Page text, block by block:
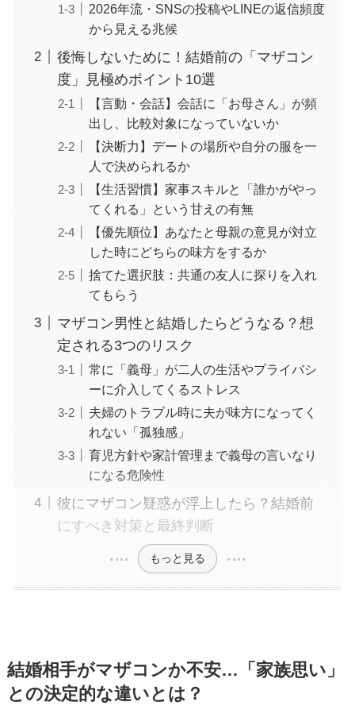
2026年流・SNSの投稿やLINEの返信頻度
から見える兆候
後悔しないために！結婚前の「マザコン
度」見極めポイント10選
【言動・会話】会話に「お母さん」が頻
出し、比較対象になっていないか
【決断力】デートの場所や自分の服を一
人で決められるか
【生活習慣】家事スキルと「誰かがやっ
てくれる」という甘えの有無
【優先順位】あなたと母親の意見が対立
した時にどちらの味方をするか
捨てた選択肢：共通の友人に探りを入れ
てもらう
マザコン男性と結婚したらどうなる？想
定される3つのリスク
常に「義母」が二人の生活やプライバシ
ーに介入してくるストレス
夫婦のトラブル時に夫が味方になってく
れない「孤独感」
育児方針や家計管理まで義母の言いなり
になる危険性
彼にマザコン疑惑が浮上したら？結婚前
にすべき対策と最終判断
もっと見る
結婚相手がマザコンか不安…「家族思い」
との決定的な違いとは？